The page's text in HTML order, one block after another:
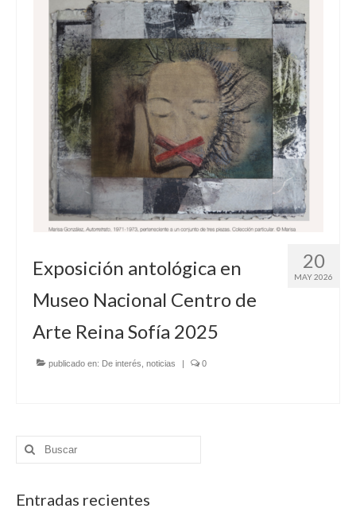
20
MAY 2026
Exposición antológica en
Museo Nacional Centro de
Arte Reina Sofía 2025
publicado en: De interés noticias | 0
Buscar
por:
Entradas recientes